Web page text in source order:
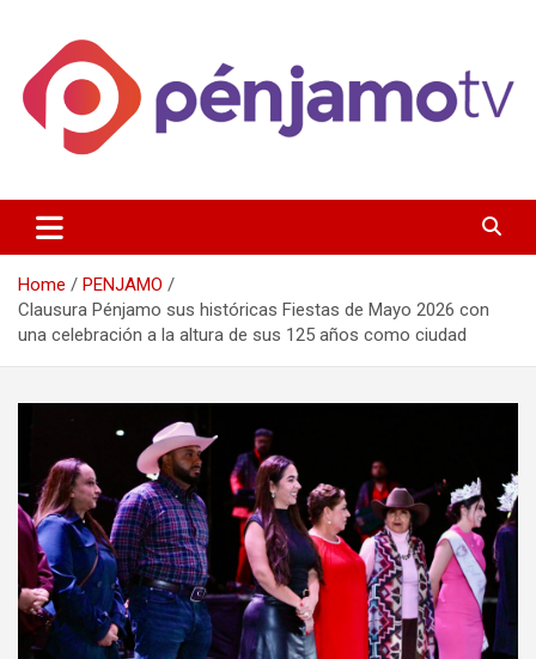
content
Penjamotv
Gto y la region.
Home
PENJAMO
Clausura Pénjamo sus históricas Fiestas de Mayo 2026 con
una celebración a la altura de sus 125 años como ciudad